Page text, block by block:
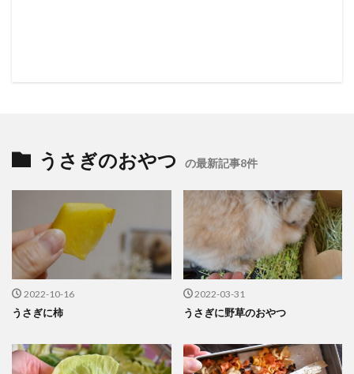
うさぎのおやつ の最新記事8件
2022-10-16
うさぎに柿
2022-03-31
うさぎに野草のおやつ